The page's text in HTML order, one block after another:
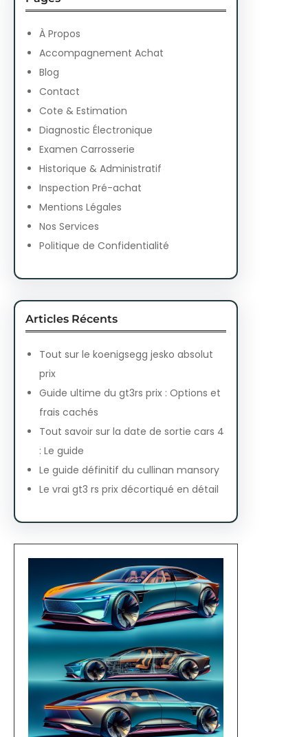
c
h À Propos
Accompagnement Achat
Blog
Contact
Cote & Estimation
Diagnostic Électronique
Examen Carrosserie
Historique & Administratif
Inspection Pré-achat
Mentions Légales
Nos Services
Politique de Confidentialité
Articles Récents
Tout sur le koenigsegg jesko absolut
prix
Guide ultime du gt3rs prix : Options et
frais cachés
Tout savoir sur la date de sortie cars 4
: Le guide
Le guide définitif du cullinan mansory
Le vrai gt3 rs prix décortiqué en détail